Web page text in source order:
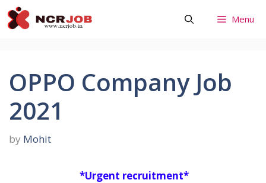
Skip
to
Menu
OPPO Company Job
2021
by Mohit
*Urgent recruitment*